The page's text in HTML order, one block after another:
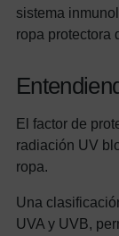
sistema
ropa protectora
El factor de
radiación UV
ropa.
Una
UVA y UVB,